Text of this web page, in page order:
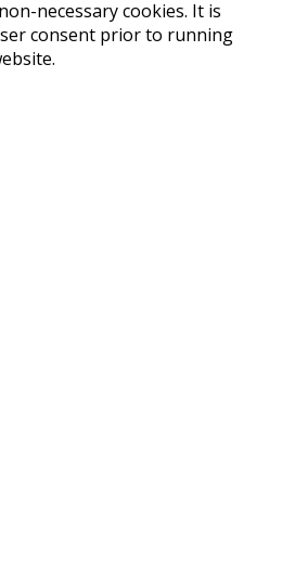
necessary cookies. It is
consent prior to running